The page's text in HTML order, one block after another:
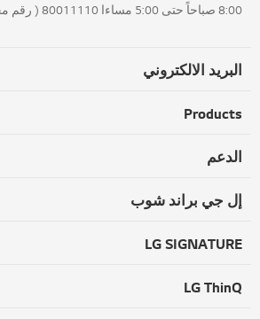
8:00 صباحاً حتى 5:00 مساءا 80011110 ( رقم مجاني )
البريد الالكتروني
Products
الدعم
إل جي براند شوب
LG SIGNATURE
LG ThinQ